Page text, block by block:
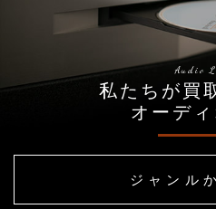
Audio
私たちが買
オーデ
ジャンル